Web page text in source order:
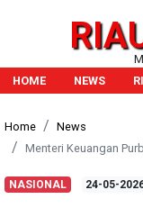
HOME
NEWS
Home
News
Menteri Keuangan
NASIONAL 24-05-